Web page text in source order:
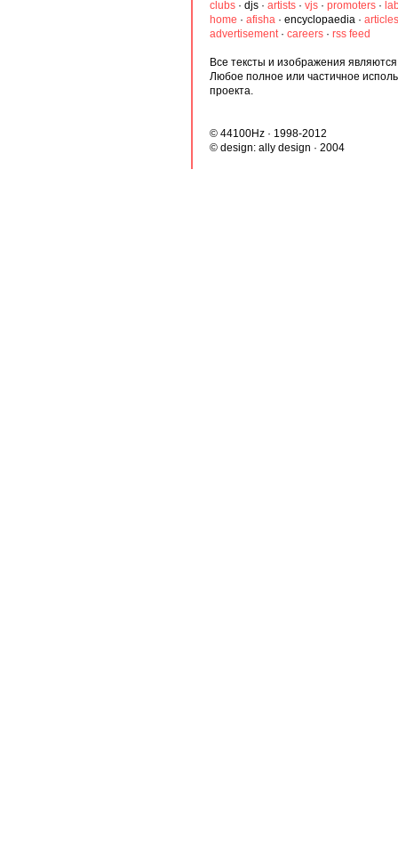
clubs · djs · artists · vjs · promoters ·
home · afisha · encyclopaedia · articles
advertisement· careers · rss feed
Все тексты и изображения
Любое полное или частичное
проекта.
© 44100Hz · 1998-2012
© design: ally design · 2004